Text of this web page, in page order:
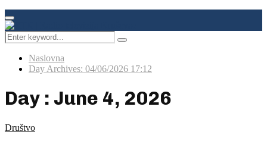
Facebook
Instagram
Youtube
Primary
Menu
Search
for:
Pretraga
Naslovna
Day Archives: 04/06/2026 17:12
Day : June 4, 2026
Društvo